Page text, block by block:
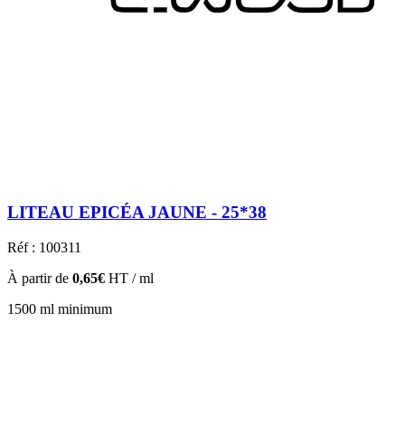
LITEAU EPICÉA JAUNE - 25*38
Réf : 100311
À partir de 0,65€ HT / ml
1500 ml minimum